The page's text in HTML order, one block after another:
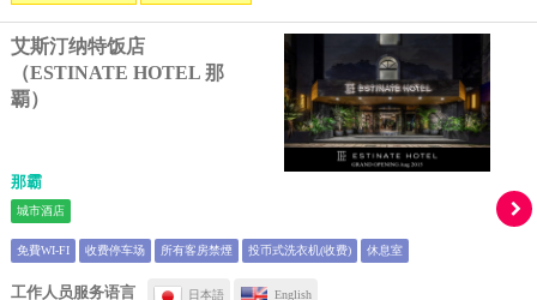
艾斯汀纳特饭店
（ESTINATE HOTEL 那
覇）
那霸
城市酒店
免費WI-FI 收费停车场 所有客房禁煙 投币式洗衣机(收费) 休息室
工作人员服务语言 日本語 English